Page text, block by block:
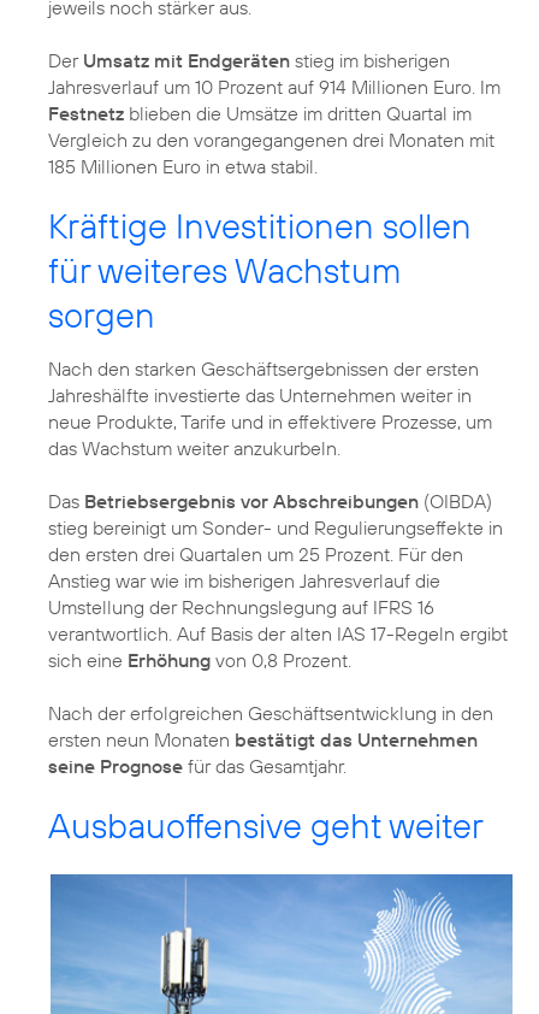
jeweils noch stärker aus.
Der Umsatz mit Endgeräten stieg im bisherigen
Jahresverlauf um 10 Prozent auf 914 Millionen Euro. Im
Festnetz blieben die Umsätze im dritten Quartal im
Vergleich zu den vorangegangenen drei Monaten mit
185 Millionen Euro in etwa stabil.
Kräftige Investitionen sollen
für weiteres Wachstum
sorgen
Nach den starken Geschäftsergebnissen der ersten
Jahreshälfte investierte das Unternehmen weiter in
neue Produkte, Tarife und in effektivere Prozesse, um
das Wachstum weiter anzukurbeln.
Das Betriebsergebnis vor Abschreibungen (OIBDA)
stieg bereinigt um Sonder- und Regulierungseffekte in
den ersten drei Quartalen um 25 Prozent. Für den
Anstieg war wie im bisherigen Jahresverlauf die
Umstellung der Rechnungslegung auf IFRS 16
verantwortlich. Auf Basis der alten IAS 17-Regeln ergibt
sich eine Erhöhung von 0,8 Prozent.
Nach der erfolgreichen Geschäftsentwicklung in den
ersten neun Monaten bestätigt das Unternehmen
seine Prognose
Ausbauoffensive geht weiter